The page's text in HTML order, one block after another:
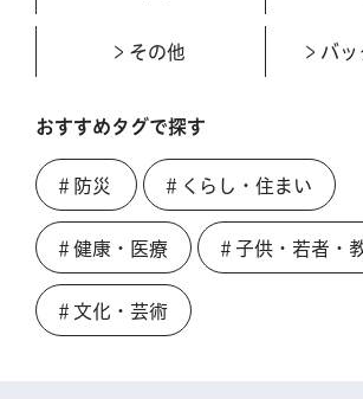
その他 バッ
おすすめタグで探す
＃防災 ＃くらし・住まい
＃健康・医療 ＃子供・若者・
＃文化・芸術